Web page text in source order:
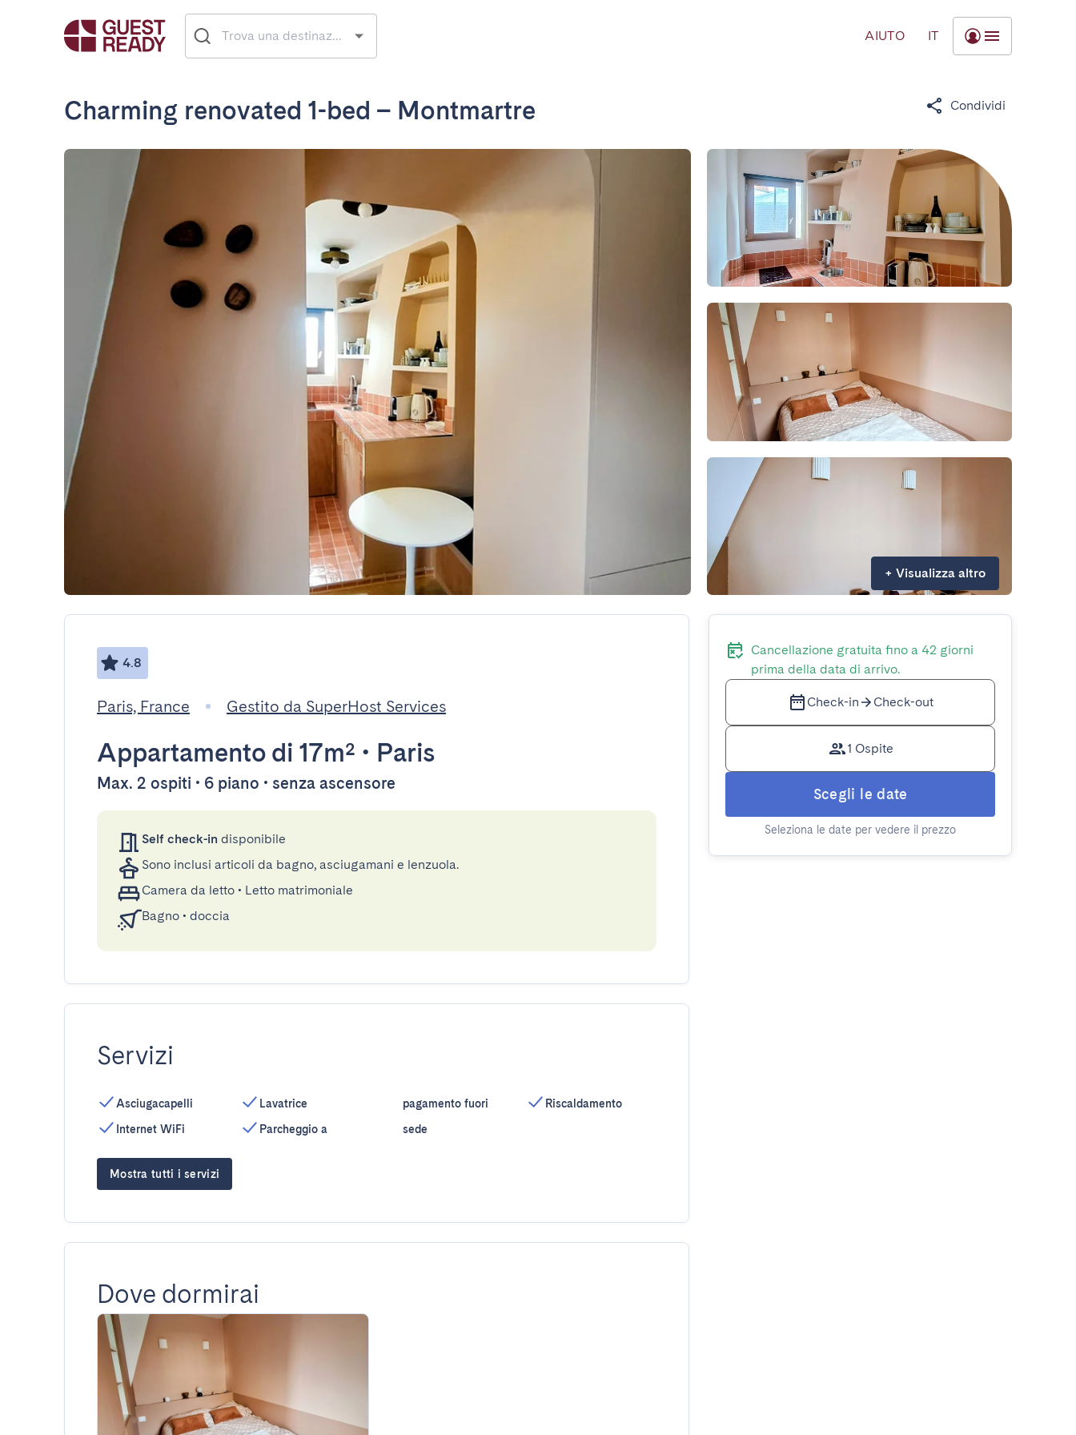
AIUTO IT
Charming renovated 1-bed – Montmartre Condividi
+ Visualizza altro
4.8
Paris, France Gestito da SuperHost Services
Appartamento di 17m² • Paris
Max. 2 ospiti • 6 piano • senza ascensore
Self check-in disponibile
Sono inclusi articoli da bagno, asciugamani e lenzuola.
Camera da letto • Letto matrimoniale
Bagno • doccia
Servizi
Asciugacapelli
Internet WiFi
Lavatrice
Parcheggio a
pagamento fuori
sede
Riscaldamento
Mostra tutti i servizi
Dove dormirai
Cancellazione gratuita fino a 42 giorni
prima della data di arrivo.
Check-in Check-out
1 Ospite
Scegli le date
Seleziona le date per vedere il prezzo